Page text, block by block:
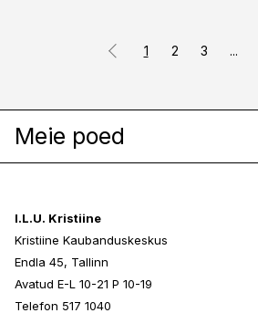
1 2 3 ...
Meie poed
I.L.U. Kristiine
Kristiine Kaubanduskeskus
Endla 45, Tallinn
Avatud E-L 10-21 P 10-19
Telefon 517 1040